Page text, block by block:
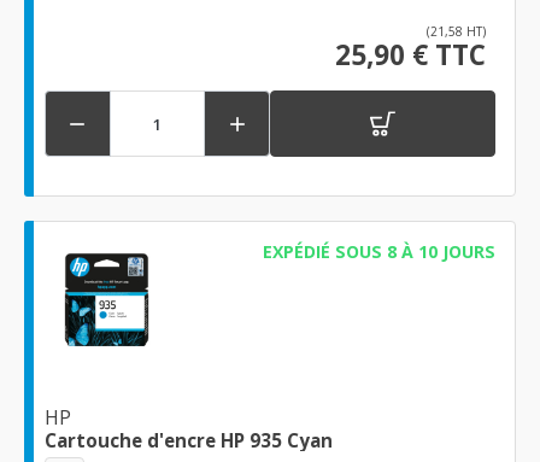
(21,58 HT)
25,90 € TTC
 
EXPÉDIÉ SOUS 8 À 10 JOURS
HP
Cartouche d'encre HP 935 Cyan